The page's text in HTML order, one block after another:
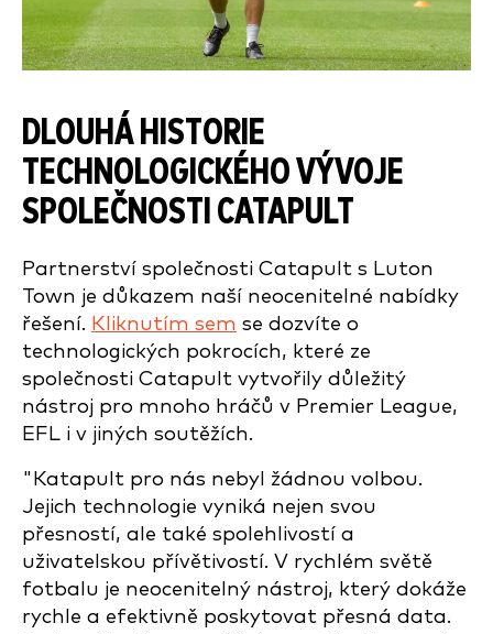
DLOUHÁ HISTORIE
TECHNOLOGICKÉHO VÝVOJE
SPOLEČNOSTI CATAPULT
Partnerství společnosti Catapult s Luton
Town je důkazem naší neocenitelné nabídky
řešení. Kliknutím sem se dozvíte o
technologických pokrocích, které ze
společnosti Catapult vytvořily důležitý
nástroj pro mnoho hráčů v Premier League,
EFL i v jiných soutěžích.
"Katapult pro nás nebyl žádnou volbou.
Jejich technologie vyniká nejen svou
přesností, ale také spolehlivostí a
uživatelskou přívětivostí. V rychlém světě
fotbalu je neocenitelný nástroj, který dokáže
rychle a efektivně poskytovat přesná data.